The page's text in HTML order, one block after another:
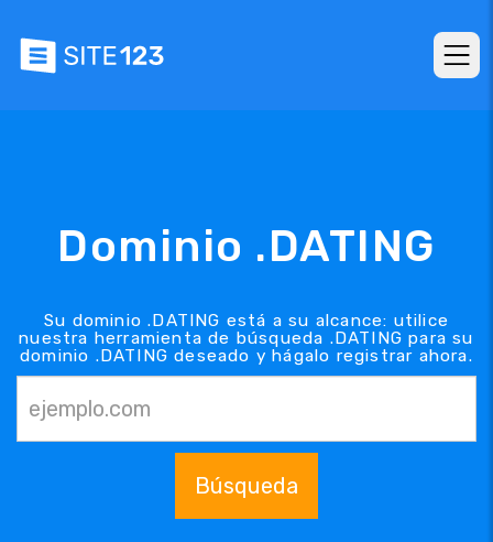
Dominio .DATING
Su dominio .DATING está a su alcance: utilice
nuestra herramienta de búsqueda .DATING para su
dominio .DATING deseado y hágalo registrar ahora.
Búsqueda